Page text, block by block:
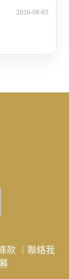
2026-08-05
款 ｜聯絡我